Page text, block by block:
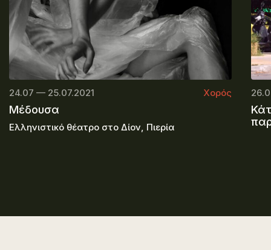
24.07 — 25.07.2021 Χορός
Μέδουσα
Ελληνιστικό θέατρο στο Δίον, Πιερία